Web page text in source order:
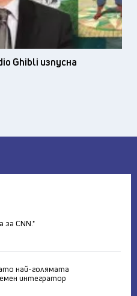
Ghibli изпусна
за CNN."
най-голямата
интегратор